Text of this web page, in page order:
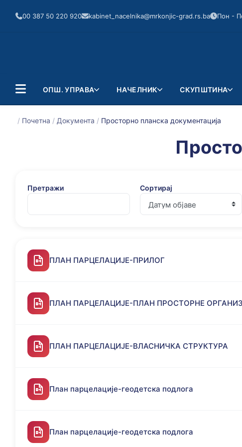
00 387 50 220 920 kabinet_nacelnika@mrkonjic-grad.rs.ba Пон -
ОПШ. УПРАВА НАЧЕЛНИК СКУПШТИНА
/ Почетна / Документа / Просторно планска документација
Претражи Сортирај
ПЛАН ПАРЦЕЛАЦИЈЕ-ПРИЛОГ
ПЛАН ПАРЦЕЛАЦИЈЕ-ПЛАН ПРОСТОРНЕ
ПЛАН ПАРЦЕЛАЦИЈЕ-ВЛАСНИЧКА СТРУКТУРА
План парцелације-геодетска подлога
План парцелације-геодетска подлога